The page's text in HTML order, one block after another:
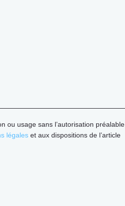
ou usage sans l’autorisation préalable
légales et aux dispositions de l’article